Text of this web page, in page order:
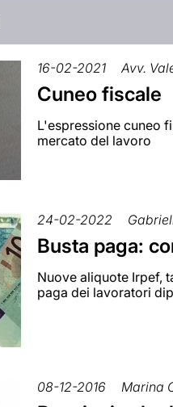
16-02-2021 Avv.
Cuneo fiscale
L'espressione cuneo
mercato del lavoro
24-02-2022
Busta paga:
Nuove aliquote Irpef,
paga dei lavoratori
08-12-2016 Marina